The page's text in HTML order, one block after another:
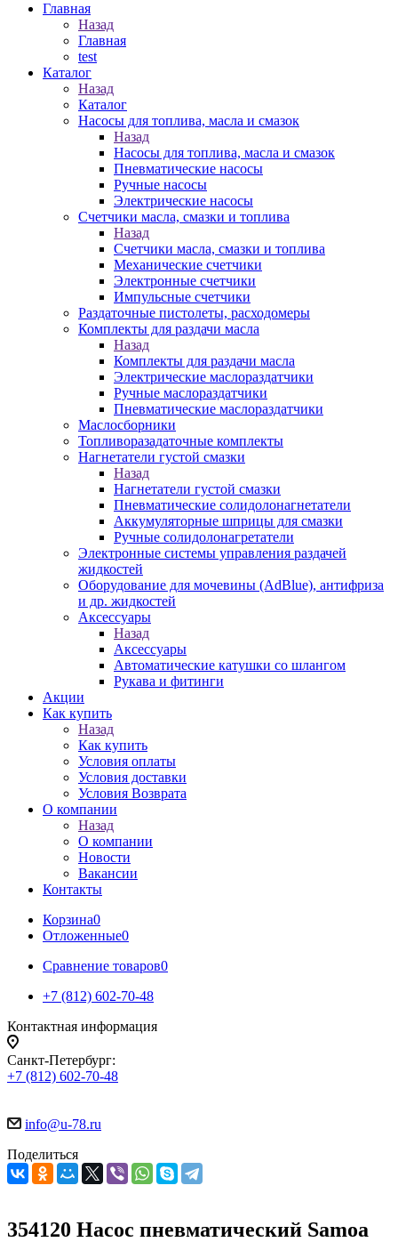
Главная
Назад
Главная
test
Каталог
Назад
Каталог
Насосы для топлива, масла и смазок
Назад
Насосы для топлива, масла и смазок
Пневматические насосы
Ручные насосы
Электрические насосы
Счетчики масла, смазки и топлива
Назад
Счетчики масла, смазки и топлива
Механические счетчики
Электронные счетчики
Импульсные счетчики
Раздаточные пистолеты, расходомеры
Комплекты для раздачи масла
Назад
Комплекты для раздачи масла
Электрические маслораздатчики
Ручные маслораздатчики
Пневматические маслораздатчики
Маслосборники
Топливоразадаточные комплекты
Нагнетатели густой смазки
Назад
Нагнетатели густой смазки
Пневматические солидолонагнетатели
Аккумуляторные шприцы для смазки
Ручные солидолонагретатели
Электронные системы управления раздачей
жидкостей
Оборудование для мочевины (AdBlue), антифриза
и др. жидкостей
Аксессуары
Назад
Аксессуары
Автоматические катушки со шлангом
Рукава и фитинги
Акции
Как купить
Назад
Как купить
Условия оплаты
Условия доставки
Условия Возврата
О компании
Назад
О компании
Новости
Вакансии
Контакты
Корзина0
Отложенные0
Сравнение товаров0
+7 (812) 602-70-48
Контактная информация
Санкт-Петербург:
+7 (812) 602-70-48
info@u-78.ru
Поделиться
354120 Насос пневматический Samoa